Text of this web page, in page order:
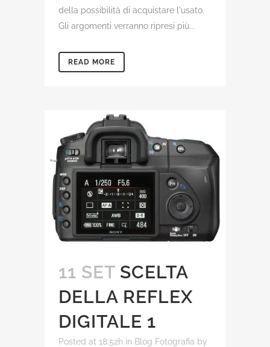
della possibilità di acquistare l'usato.
Gli argomenti verranno ripresi più...
READ MORE
11 SET SCELTA
DELLA REFLEX
DIGITALE 1
Posted at 18:52h in Blog Fotografia by